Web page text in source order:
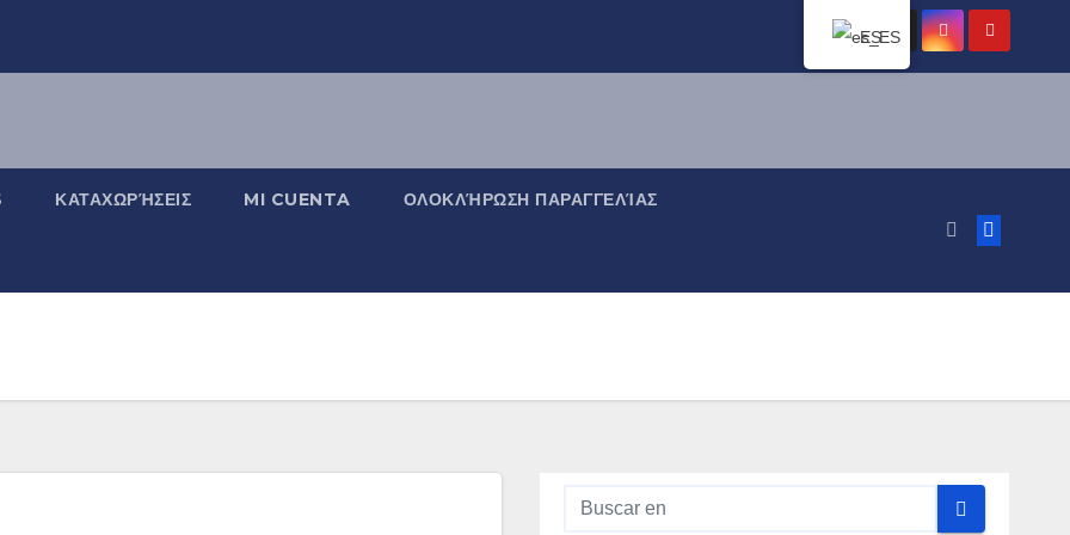
ΚΑΤΑΧΩΡΉΣΕΙΣ MI CUENTA ΟΛΟΚΛΉΡΩΣΗ ΠΑΡΑΓΓΕΛΊΑΣ
ES